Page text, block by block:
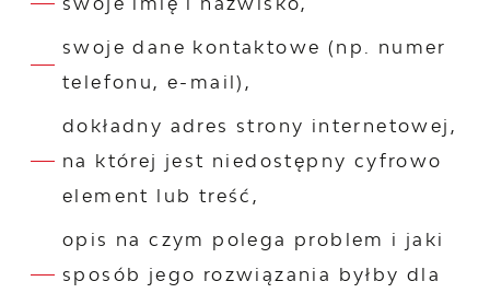
swoje dane kontaktowe (np. numer
telefonu, e-mail),
dokładny adres strony internetowej,
na której jest niedostępny cyfrowo
element lub treść,
opis na czym polega problem i jaki
sposób jego rozwiązania byłby dla